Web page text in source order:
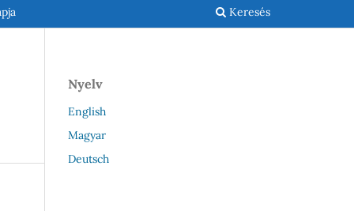
Keresés
Nyelv
English
Magyar
Deutsch